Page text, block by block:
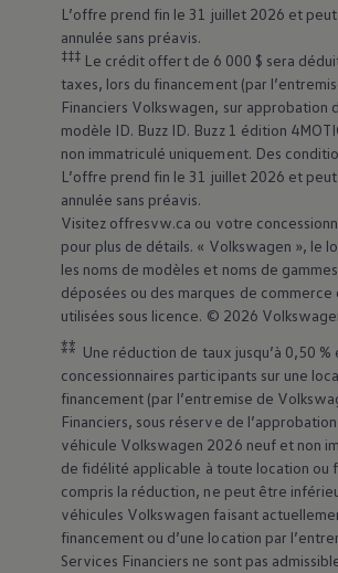
L’offre prend fin le 31 juillet 2026 et
annulée sans préavis.
‡‡‡ Le crédit offert de 6 000 $ sera
taxes, lors du financement (par
Financiers Volkswagen, sur approbation
modèle ID. Buzz ID. Buzz 1 édition
non immatriculé uniquement. Des
L’offre prend fin le 31 juillet 2026 et
annulée sans préavis.
Visitez offresvw.ca ou votre
pour plus de détails. « Volkswagen », le
les noms de modèles et noms de
déposées ou des marques de commerce
utilisées sous licence. © 2026
⁑⁑ Une réduction de taux jusqu’à 0,50
concessionnaires participants sur une
financement (par l’entremise de
Financiers, sous réserve de
véhicule Volkswagen 2026 neuf et non
de fidélité applicable à toute location ou
compris la réduction, ne peut être
véhicules Volkswagen faisant
financement ou d’une location par
Services Financiers ne sont pas